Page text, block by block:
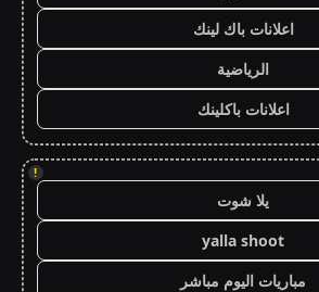
اعلانات باك لينك
الرياضية
اعلانات باكلينك
!
يلا شوت
yalla shoot
مباريات اليوم مباشر